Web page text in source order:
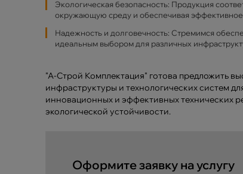
Экологическая безопасность: Продукция
окружающую среду и обеспечивая эффективное
Надежность и долговечность: Стремимся
идеальным выбором для различных
"А-Строй Комплектация" готова предложить
инфраструктуры и технологических систем
инновационных и эффективных технических
экологической устойчивости.
Оформите заявку на услугу